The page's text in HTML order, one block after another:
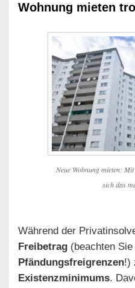
Wohnung mieten
Neue Wohnung mieten:
sich das
Während der
Freibetrag (beachten Sie
Pfändungsfreigrenzen!)
Existenzminimums.